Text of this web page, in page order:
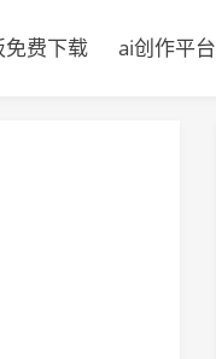
费下载 ai创作平台